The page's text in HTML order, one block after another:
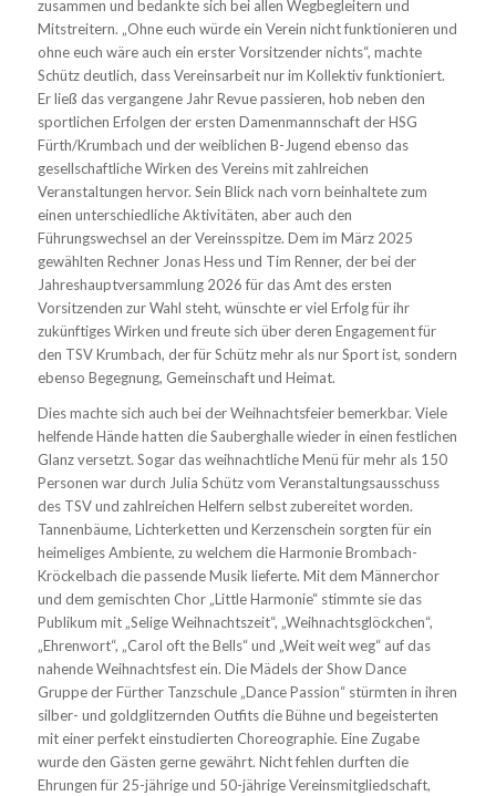
zusammen und bedankte sich bei allen Wegbegleitern und
Mitstreitern. „Ohne euch würde ein Verein nicht funktionieren und
ohne euch wäre auch ein erster Vorsitzender nichts“, machte
Schütz deutlich, dass Vereinsarbeit nur im Kollektiv funktioniert.
Er ließ das vergangene Jahr Revue passieren, hob neben den
sportlichen Erfolgen der ersten Damenmannschaft der HSG
Fürth/Krumbach und der weiblichen B-Jugend ebenso das
gesellschaftliche Wirken des Vereins mit zahlreichen
Veranstaltungen hervor. Sein Blick nach vorn beinhaltete zum
einen unterschiedliche Aktivitäten, aber auch den
Führungswechsel an der Vereinsspitze. Dem im März 2025
gewählten Rechner Jonas Hess und Tim Renner, der bei der
Jahreshauptversammlung 2026 für das Amt des ersten
Vorsitzenden zur Wahl steht, wünschte er viel Erfolg für ihr
zukünftiges Wirken und freute sich über deren Engagement für
den TSV Krumbach, der für Schütz mehr als nur Sport ist, sondern
ebenso Begegnung, Gemeinschaft und Heimat.
Dies machte sich auch bei der Weihnachtsfeier bemerkbar. Viele
helfende Hände hatten die Sauberghalle wieder in einen festlichen
Glanz versetzt. Sogar das weihnachtliche Menü für mehr als 150
Personen war durch Julia Schütz vom Veranstaltungsausschuss
des TSV und zahlreichen Helfern selbst zubereitet worden.
Tannenbäume, Lichterketten und Kerzenschein sorgten für ein
heimeliges Ambiente, zu welchem die Harmonie Brombach-
Kröckelbach die passende Musik lieferte. Mit dem Männerchor
und dem gemischten Chor „Little Harmonie“ stimmte sie das
Publikum mit „Selige Weihnachtszeit“, „Weihnachtsglöckchen“,
„Ehrenwort“, „Carol oft the Bells“ und „Weit weit weg“ auf das
nahende Weihnachtsfest ein. Die Mädels der Show Dance
Gruppe der Fürther Tanzschule „Dance Passion“ stürmten in ihren
silber- und goldglitzernden Outfits die Bühne und begeisterten
mit einer perfekt einstudierten Choreographie. Eine Zugabe
wurde den Gästen gerne gewährt. Nicht fehlen durften die
Ehrungen für 25-jährige und 50-jährige Vereinsmitgliedschaft,